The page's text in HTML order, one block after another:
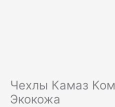
Чехлы Камаз
Экокожа